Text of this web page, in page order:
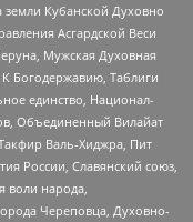
Кубанской Духовно
Асгардской Веси
Мужская Духовная
Богодержавию, Таблиги
единство, Национал-
Объединенный Вилайат
Валь-Хиджра, Пит
России, Славянский союз,
народа,
Череповца, Духовно-